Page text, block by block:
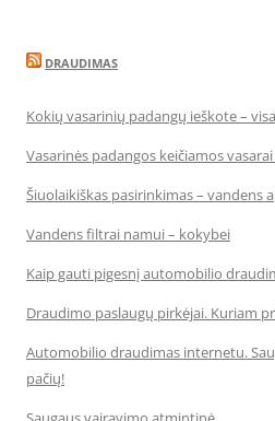
DRAUDIMAS
Kokių vasarinių padangų ieškote –
Vasarinės padangos keičiamos
Šiuolaikiškas pasirinkimas – vandens
Vandens filtrai namui – kokybei
Kaip gauti pigesnį automobilio
Draudimo paslaugų pirkėjai. Kuriam
Automobilio draudimas internetu.
pačių!